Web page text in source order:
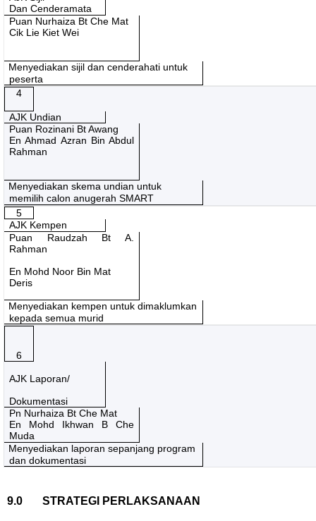
Dan Cenderamata
Puan Nurhaiza Bt Che Mat
Cik Lie Kiet Wei
Menyediakan sijil dan cenderahati untuk
peserta
4
AJK Undian
Puan Rozinani Bt Awang
En Ahmad Azran Bin Abdul
Rahman
Menyediakan skema undian untuk
memilih calon anugerah SMART
5
AJK Kempen
Puan Raudzah Bt A.
Rahman
En Mohd Noor Bin Mat
Deris
Menyediakan kempen untuk dimaklumkan
kepada semua murid
6
AJK Laporan/
Dokumentasi
Pn Nurhaiza Bt Che Mat
En Mohd Ikhwan B Che
Muda
Menyediakan laporan sepanjang program
dan dokumentasi
9.0 STRATEGI PERLAKSANAAN